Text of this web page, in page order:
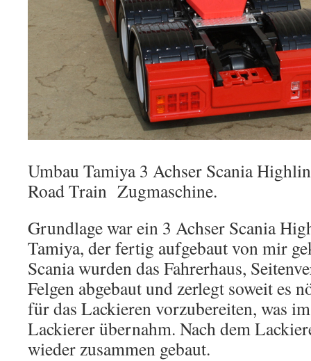
Umbau Tamiya 3 Achser Scania
Road Train Zugmaschine.
Grundlage war ein 3 Achser Scania
Tamiya, der fertig aufgebaut von mir
Scania wurden das Fahrerhaus,
Felgen abgebaut und zerlegt soweit es
für das Lackieren vorzubereiten, was
Lackierer übernahm. Nach dem
wieder zusammen gebaut.